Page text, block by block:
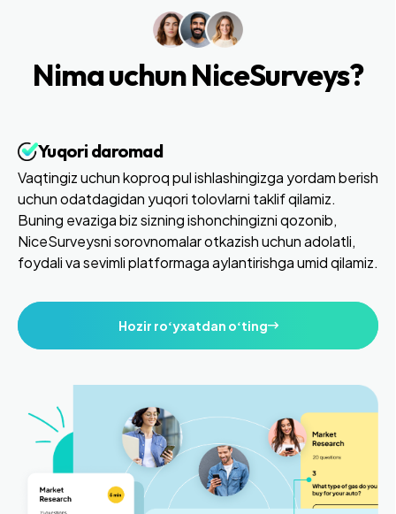
Nima uchun NiceSurveys?
Yuqori daromad
Vaqtingiz uchun koproq pul ishlashingizga yordam berish
uchun odatdagidan yuqori tolovlarni taklif qilamiz.
Buning evaziga biz sizning ishonchingizni qozonib,
NiceSurveysni sorovnomalar otkazish uchun adolatli,
foydali va sevimli platformaga aylantirishga umid qilamiz.
Hozir roʻyxatdan oʻting